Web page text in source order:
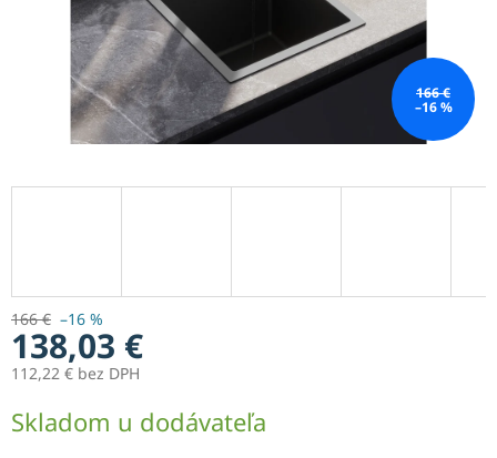
166 €
–16 %
166 € –16 %
138,03 €
112,22 € bez DPH
cena:
Skladom u dodávateľa